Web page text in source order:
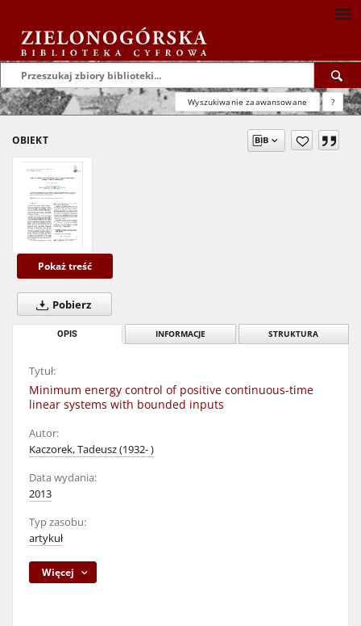
Wyszukiwanie zaawansowane ?
OBIEKT
Pokaż treść
Pobierz
OPIS INFORMACJE STRUKTURA
Tytuł:
Minimum energy control of positive continuous-time
linear systems with bounded inputs
Autor:
Kaczorek, Tadeusz (1932- )
Data wydania:
2013
Typ zasobu:
artykuł
Więcej